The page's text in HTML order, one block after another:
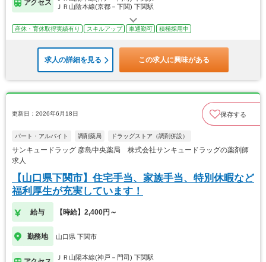
アクセス
ＪＲ山陰本線(京都－下関) 下関駅
産休・育休取得実績有り スキルアップ 車通勤可 積極採用中
求人の詳細を見る この求人に興味がある
更新日：2026年6月18日 保存する
パート・アルバイト 調剤薬局 ドラッグストア（調剤併設）
サンキュードラッグ 彦島中央薬局 株式会社サンキュードラッグの薬剤師
求人
【山口県下関市】住宅手当、家族手当、特別休暇など
福利厚生が充実しています！
給与 【時給】2,400円～
勤務地 山口県 下関市
ＪＲ山陽本線(神戸－門司) 下関駅